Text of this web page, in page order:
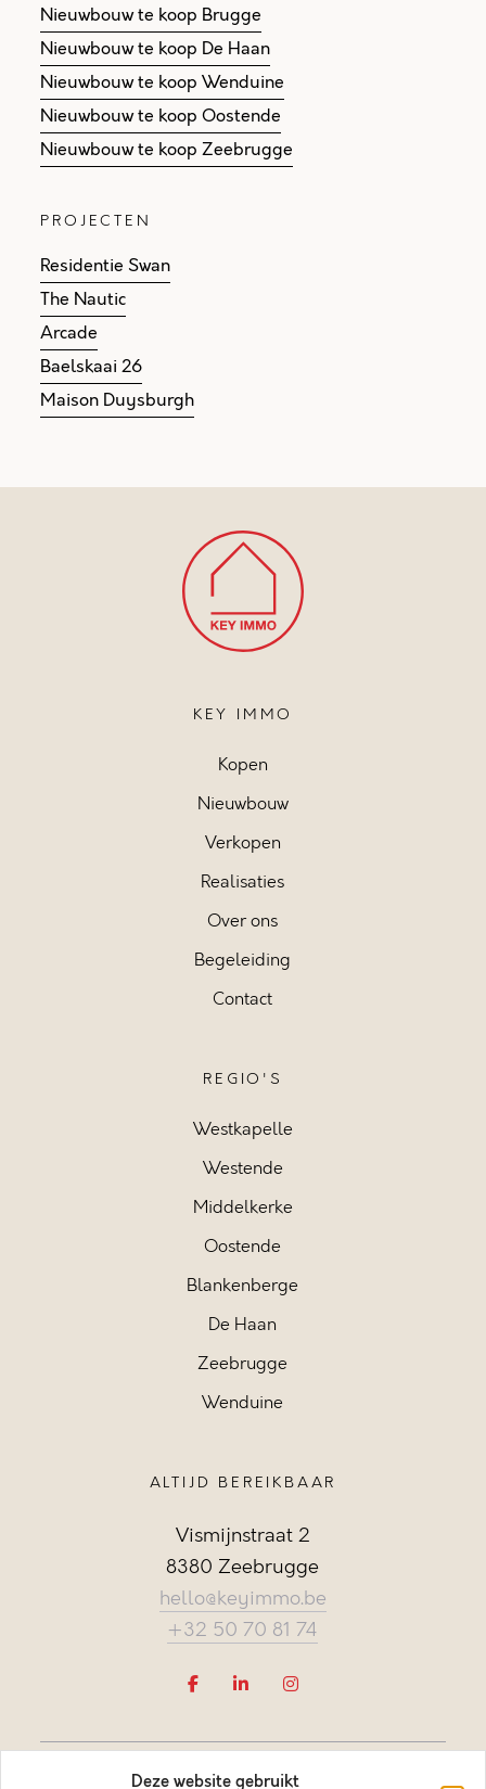
Deze website gebruikt
Nieuwbouw te koop Brugge
Nieuwbouw te koop De Haan
Nieuwbouw te koop Wenduine
Nieuwbouw te koop Oostende
Nieuwbouw te koop Zeebrugge
PROJECTEN
Residentie Swan
The Nautic
Arcade
Baelskaai 26
Maison Duysburgh
KEY IMMO
Kopen
Nieuwbouw
Verkopen
Realisaties
Over ons
Begeleiding
Contact
REGIO'S
Westkapelle
Westende
Middelkerke
Oostende
Blankenberge
De Haan
Zeebrugge
Wenduine
ALTIJD BEREIKBAAR
Vismijnstraat 2
8380 Zeebrugge
hello@keyimmo.be
+32 50 70 81 74